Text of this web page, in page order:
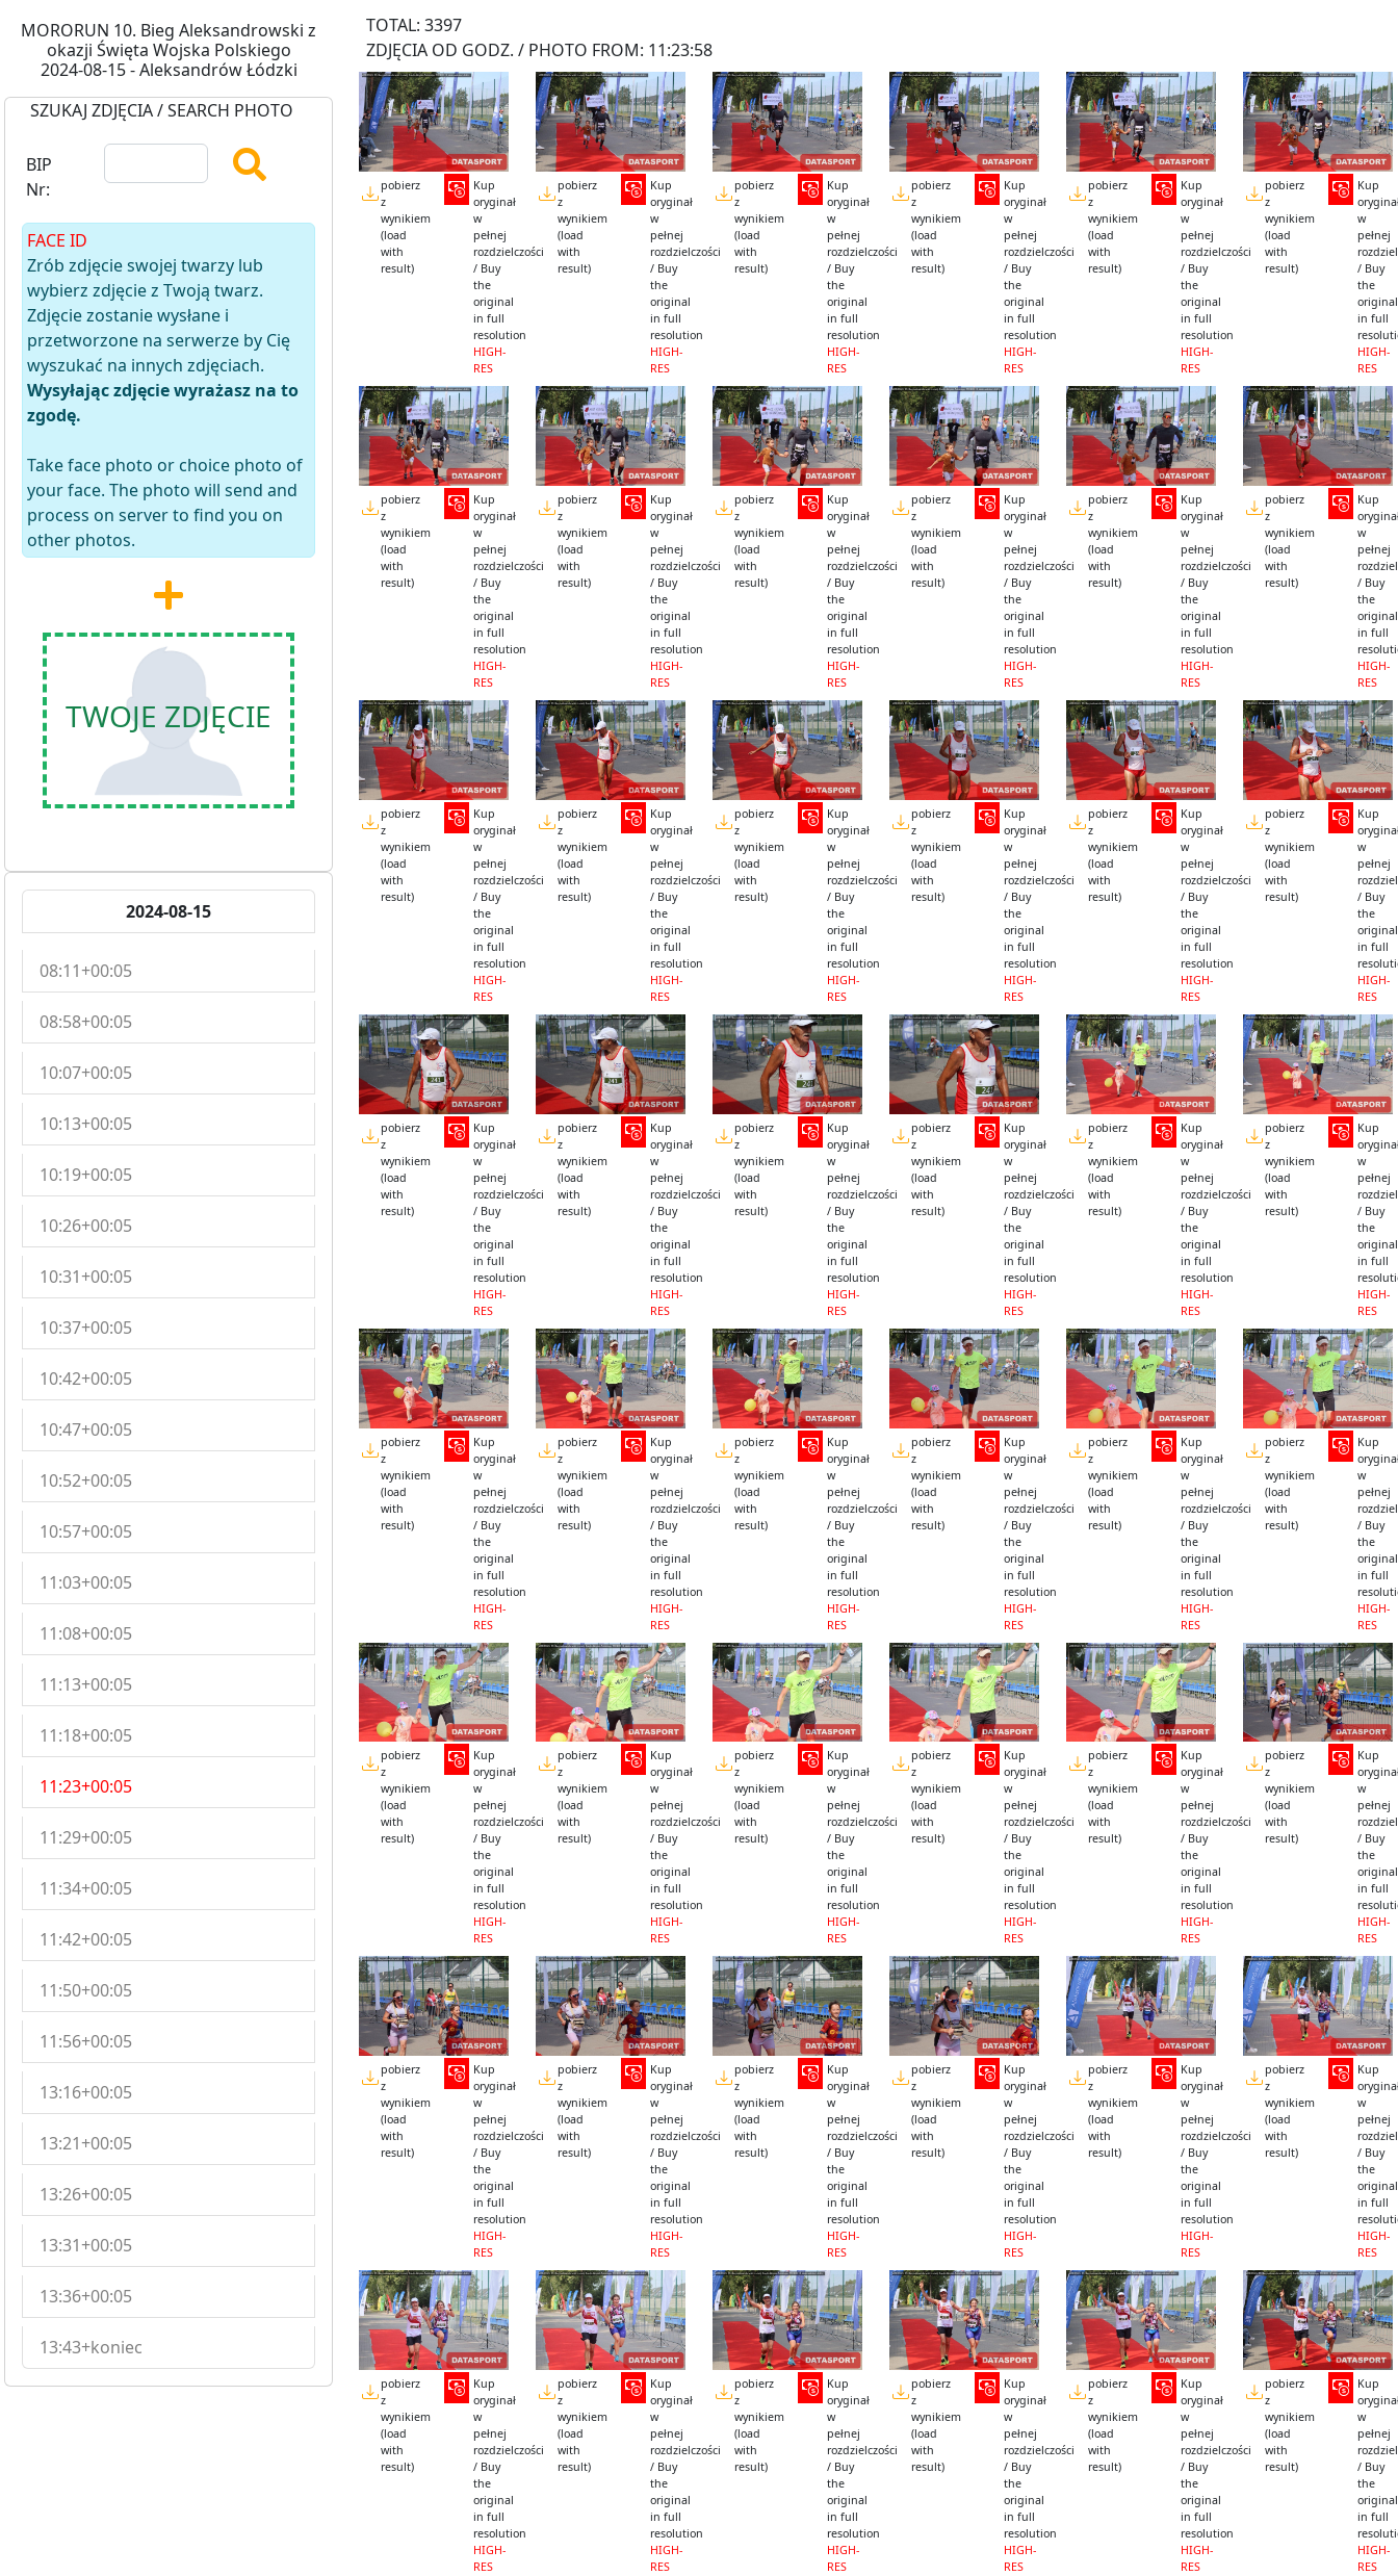
MORORUN 10. Bieg Aleksandrowski z
okazji Święta Wojska Polskiego
2024-08-15 - Aleksandrów Łódzki
SZUKAJ ZDJĘCIA / SEARCH PHOTO
BIP
Nr:
FACE ID
Zrób zdjęcie swojej twarzy lub
wybierz zdjęcie z Twoją twarz.
Zdjęcie zostanie wysłane i
przetworzone na serwerze by Cię
wyszukać na innych zdjęciach.
Wysyłając zdjęcie wyrażasz na to
zgodę.
Take face photo or choice photo of
your face. The photo will send and
process on server to find you on
other photos.
TWOJE ZDJĘCIE
2024-08-15
08:11+00:05
08:58+00:05
10:07+00:05
10:13+00:05
10:19+00:05
10:26+00:05
10:31+00:05
10:37+00:05
10:42+00:05
10:47+00:05
10:52+00:05
10:57+00:05
11:03+00:05
11:08+00:05
11:13+00:05
11:18+00:05
11:23+00:05
11:29+00:05
11:34+00:05
11:42+00:05
11:50+00:05
11:56+00:05
13:16+00:05
13:21+00:05
13:26+00:05
13:31+00:05
13:36+00:05
13:43+koniec
TOTAL: 3397
ZDJĘCIA OD GODZ. / PHOTO FROM: 11:23:58
pobierz
z
wynikiem
(load
with
result)
Kup
oryginał
w
pełnej
rozdzielczości
/ Buy
the
original
in full
resolution
HIGH-
RES
pobierz
z
wynikiem
(load
with
result)
Kup
oryginał
w
pełnej
rozdzielczości
/ Buy
the
original
in full
resolution
HIGH-
RES
pobierz
z
wynikiem
(load
with
result)
Kup
oryginał
w
pełnej
rozdzielczości
/ Buy
the
original
in full
resolution
HIGH-
RES
pobierz
z
wynikiem
(load
with
result)
Kup
oryginał
w
pełnej
rozdzielczości
/ Buy
the
original
in full
resolution
HIGH-
RES
pobierz
z
wynikiem
(load
with
result)
Kup
oryginał
w
pełnej
rozdzielczości
/ Buy
the
original
in full
resolution
HIGH-
RES
pobierz
z
wynikiem
(load
with
result)
Kup
w
pełnej
/ Buy
the
original
in full
HIGH-
RES
pobierz
z
wynikiem
(load
with
result)
Kup
oryginał
w
pełnej
rozdzielczości
/ Buy
the
original
in full
resolution
HIGH-
RES
pobierz
z
wynikiem
(load
with
result)
Kup
oryginał
w
pełnej
rozdzielczości
/ Buy
the
original
in full
resolution
HIGH-
RES
pobierz
z
wynikiem
(load
with
result)
Kup
oryginał
w
pełnej
rozdzielczości
/ Buy
the
original
in full
resolution
HIGH-
RES
pobierz
z
wynikiem
(load
with
result)
Kup
oryginał
w
pełnej
rozdzielczości
/ Buy
the
original
in full
resolution
HIGH-
RES
pobierz
z
wynikiem
(load
with
result)
Kup
oryginał
w
pełnej
rozdzielczości
/ Buy
the
original
in full
resolution
HIGH-
RES
pobierz
z
wynikiem
(load
with
result)
Kup
w
pełnej
/ Buy
the
original
in full
HIGH-
RES
pobierz
z
wynikiem
(load
with
result)
Kup
oryginał
w
pełnej
rozdzielczości
/ Buy
the
original
in full
resolution
HIGH-
RES
pobierz
z
wynikiem
(load
with
result)
Kup
oryginał
w
pełnej
rozdzielczości
/ Buy
the
original
in full
resolution
HIGH-
RES
pobierz
z
wynikiem
(load
with
result)
Kup
oryginał
w
pełnej
rozdzielczości
/ Buy
the
original
in full
resolution
HIGH-
RES
pobierz
z
wynikiem
(load
with
result)
Kup
oryginał
w
pełnej
rozdzielczości
/ Buy
the
original
in full
resolution
HIGH-
RES
pobierz
z
wynikiem
(load
with
result)
Kup
oryginał
w
pełnej
rozdzielczości
/ Buy
the
original
in full
resolution
HIGH-
RES
pobierz
z
wynikiem
(load
with
result)
Kup
w
pełnej
/ Buy
the
original
in full
HIGH-
RES
pobierz
z
wynikiem
(load
with
result)
Kup
oryginał
w
pełnej
rozdzielczości
/ Buy
the
original
in full
resolution
HIGH-
RES
pobierz
z
wynikiem
(load
with
result)
Kup
oryginał
w
pełnej
rozdzielczości
/ Buy
the
original
in full
resolution
HIGH-
RES
pobierz
z
wynikiem
(load
with
result)
Kup
oryginał
w
pełnej
rozdzielczości
/ Buy
the
original
in full
resolution
HIGH-
RES
pobierz
z
wynikiem
(load
with
result)
Kup
oryginał
w
pełnej
rozdzielczości
/ Buy
the
original
in full
resolution
HIGH-
RES
pobierz
z
wynikiem
(load
with
result)
Kup
oryginał
w
pełnej
rozdzielczości
/ Buy
the
original
in full
resolution
HIGH-
RES
pobierz
z
wynikiem
(load
with
result)
Kup
w
pełnej
/ Buy
the
original
in full
HIGH-
RES
pobierz
z
wynikiem
(load
with
result)
Kup
oryginał
w
pełnej
rozdzielczości
/ Buy
the
original
in full
resolution
HIGH-
RES
pobierz
z
wynikiem
(load
with
result)
Kup
oryginał
w
pełnej
rozdzielczości
/ Buy
the
original
in full
resolution
HIGH-
RES
pobierz
z
wynikiem
(load
with
result)
Kup
oryginał
w
pełnej
rozdzielczości
/ Buy
the
original
in full
resolution
HIGH-
RES
pobierz
z
wynikiem
(load
with
result)
Kup
oryginał
w
pełnej
rozdzielczości
/ Buy
the
original
in full
resolution
HIGH-
RES
pobierz
z
wynikiem
(load
with
result)
Kup
oryginał
w
pełnej
rozdzielczości
/ Buy
the
original
in full
resolution
HIGH-
RES
pobierz
z
wynikiem
(load
with
result)
Kup
w
pełnej
/ Buy
the
original
in full
HIGH-
RES
pobierz
z
wynikiem
(load
with
result)
Kup
oryginał
w
pełnej
rozdzielczości
/ Buy
the
original
in full
resolution
HIGH-
RES
pobierz
z
wynikiem
(load
with
result)
Kup
oryginał
w
pełnej
rozdzielczości
/ Buy
the
original
in full
resolution
HIGH-
RES
pobierz
z
wynikiem
(load
with
result)
Kup
oryginał
w
pełnej
rozdzielczości
/ Buy
the
original
in full
resolution
HIGH-
RES
pobierz
z
wynikiem
(load
with
result)
Kup
oryginał
w
pełnej
rozdzielczości
/ Buy
the
original
in full
resolution
HIGH-
RES
pobierz
z
wynikiem
(load
with
result)
Kup
oryginał
w
pełnej
rozdzielczości
/ Buy
the
original
in full
resolution
HIGH-
RES
pobierz
z
wynikiem
(load
with
result)
Kup
w
pełnej
/ Buy
the
original
in full
HIGH-
RES
pobierz
z
wynikiem
(load
with
result)
Kup
oryginał
w
pełnej
rozdzielczości
/ Buy
the
original
in full
resolution
HIGH-
RES
pobierz
z
wynikiem
(load
with
result)
Kup
oryginał
w
pełnej
rozdzielczości
/ Buy
the
original
in full
resolution
HIGH-
RES
pobierz
z
wynikiem
(load
with
result)
Kup
oryginał
w
pełnej
rozdzielczości
/ Buy
the
original
in full
resolution
HIGH-
RES
pobierz
z
wynikiem
(load
with
result)
Kup
oryginał
w
pełnej
rozdzielczości
/ Buy
the
original
in full
resolution
HIGH-
RES
pobierz
z
wynikiem
(load
with
result)
Kup
oryginał
w
pełnej
rozdzielczości
/ Buy
the
original
in full
resolution
HIGH-
RES
pobierz
z
wynikiem
(load
with
result)
Kup
w
pełnej
/ Buy
the
original
in full
HIGH-
RES
pobierz
z
wynikiem
(load
with
result)
Kup
oryginał
w
pełnej
rozdzielczości
/ Buy
the
original
in full
resolution
HIGH-
RES
pobierz
z
wynikiem
(load
with
result)
Kup
oryginał
w
pełnej
rozdzielczości
/ Buy
the
original
in full
resolution
HIGH-
RES
pobierz
z
wynikiem
(load
with
result)
Kup
oryginał
w
pełnej
rozdzielczości
/ Buy
the
original
in full
resolution
HIGH-
RES
pobierz
z
wynikiem
(load
with
result)
Kup
oryginał
w
pełnej
rozdzielczości
/ Buy
the
original
in full
resolution
HIGH-
RES
pobierz
z
wynikiem
(load
with
result)
Kup
oryginał
w
pełnej
rozdzielczości
/ Buy
the
original
in full
resolution
HIGH-
RES
pobierz
z
wynikiem
(load
with
result)
Kup
w
pełnej
/ Buy
the
original
in full
HIGH-
RES